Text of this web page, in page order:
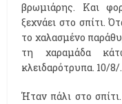
βρωμιάρης. Και
ξεχνάει στο σπίτι.
το χαλασμένο
τη χαραμάδα
κλειδαρότρυπα. 10/
Ήταν πάλι στο